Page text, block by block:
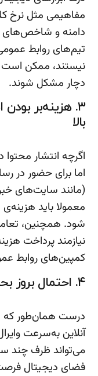
مفاهیمی مثل نرخ
دامنه و شاخص‌های
تیم‌های روابط
نیستند، ممکن است
دچار مشکل شوند.
۳. هزینه‌بر
بالا
اگرچه انتشار
اما برای حضور در
(مانند سایت‌های
معمولا باید
شود. همچنین،
نیازمند پرداخت
کمپین‌های روابط
۴. احتمال بروز بحران‌های سریع و ویروسی
درست همان‌طور که
آنلاین به‌سرعت
می‌تواند ظرف چند
فضای دیجیتال